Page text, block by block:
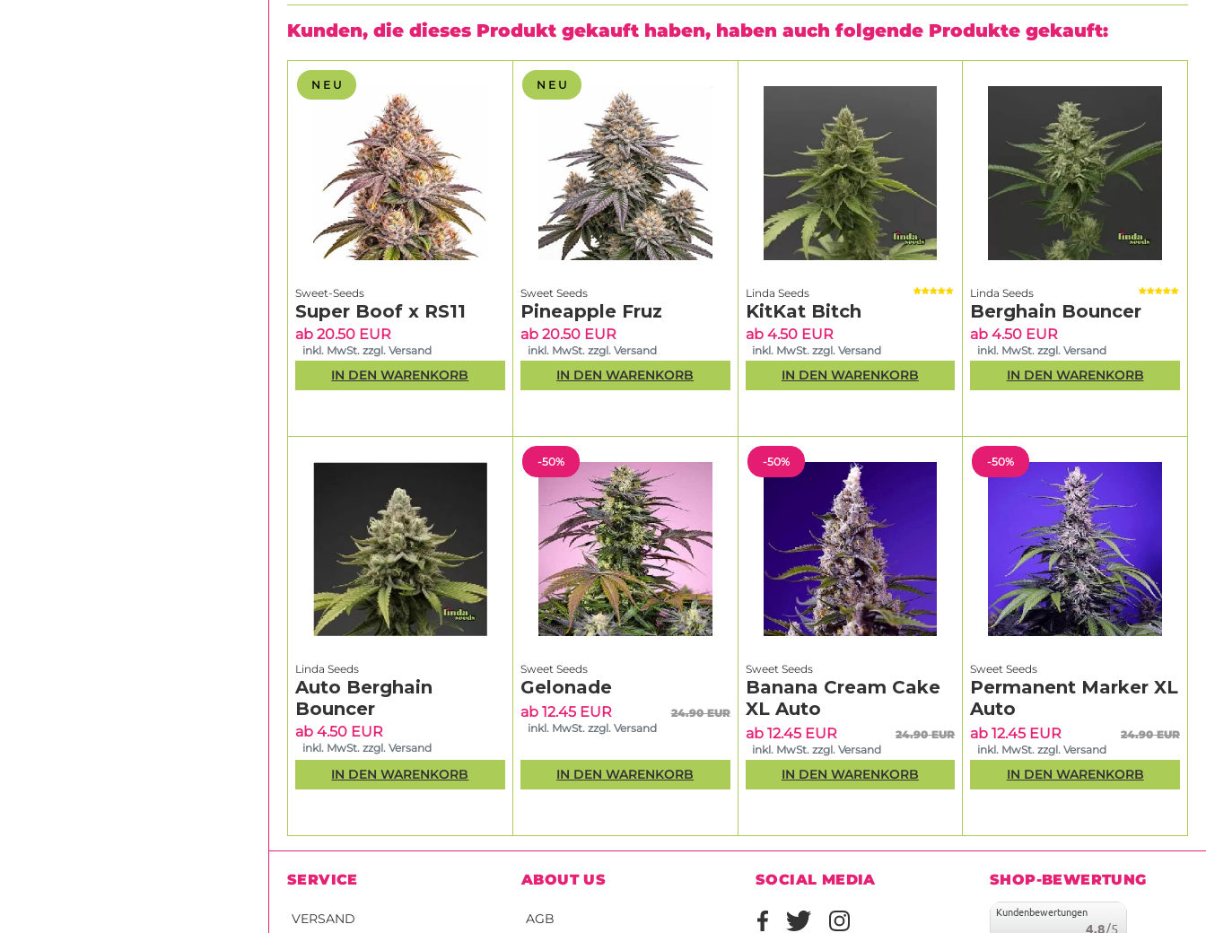
Kunden, die dieses Produkt gekauft haben, haben auch folgende Produkte gekauft:
N E U
Sweet-Seeds
Super Boof x RS11
ab 20.50 EUR
inkl. MwSt. zzgl. Versand
IN DEN WARENKORB
N E U
Sweet Seeds
Pineapple Fruz
ab 20.50 EUR
inkl. MwSt. zzgl. Versand
IN DEN WARENKORB
Linda Seeds
KitKat Bitch
ab 4.50 EUR
inkl. MwSt. zzgl. Versand
IN DEN WARENKORB
Linda Seeds
Berghain Bouncer
ab 4.50 EUR
inkl. MwSt. zzgl. Versand
IN DEN WARENKORB
Linda Seeds
Auto Berghain
Bouncer
ab 4.50 EUR
inkl. MwSt. zzgl. Versand
IN DEN WARENKORB
-50%
Sweet Seeds
Gelonade
ab 12.45 EUR
24.90 EUR
inkl. MwSt. zzgl. Versand
IN DEN WARENKORB
-50%
Sweet Seeds
Banana Cream Cake
XL Auto
ab 12.45 EUR
24.90 EUR
inkl. MwSt. zzgl. Versand
IN DEN WARENKORB
-50%
Sweet Seeds
Permanent Marker XL
Auto
ab 12.45 EUR
24.90 EUR
inkl. MwSt. zzgl. Versand
IN DEN WARENKORB
SERVICE
VERSAND
ABOUT US
AGB
SOCIAL MEDIA SHOP-BEWERTUNG
Kundenbewertungen
4.8/5